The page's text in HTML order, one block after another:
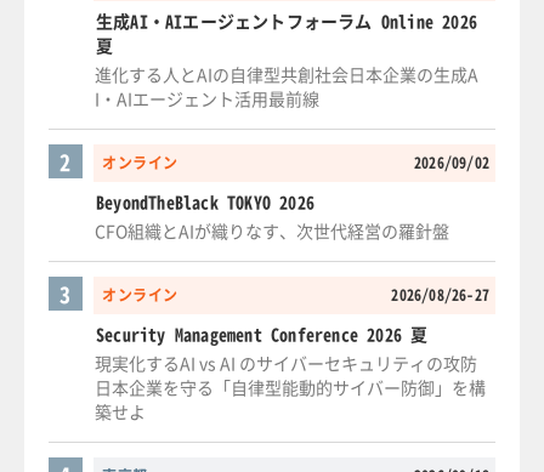
生成AI・AIエージェントフォーラム Online 2026
夏
進化する人とAIの自律型共創社会日本企業の生成A
I・AIエージェント活用最前線
オンライン 2026/09/02
2
BeyondTheBlack TOKYO 2026
CFO組織とAIが織りなす、次世代経営の羅針盤
オンライン 2026/08/26-27
3
Security Management Conference 2026 夏
現実化するAI vs AI のサイバーセキュリティの攻防
日本企業を守る「自律型能動的サイバー防御」を構
築せよ